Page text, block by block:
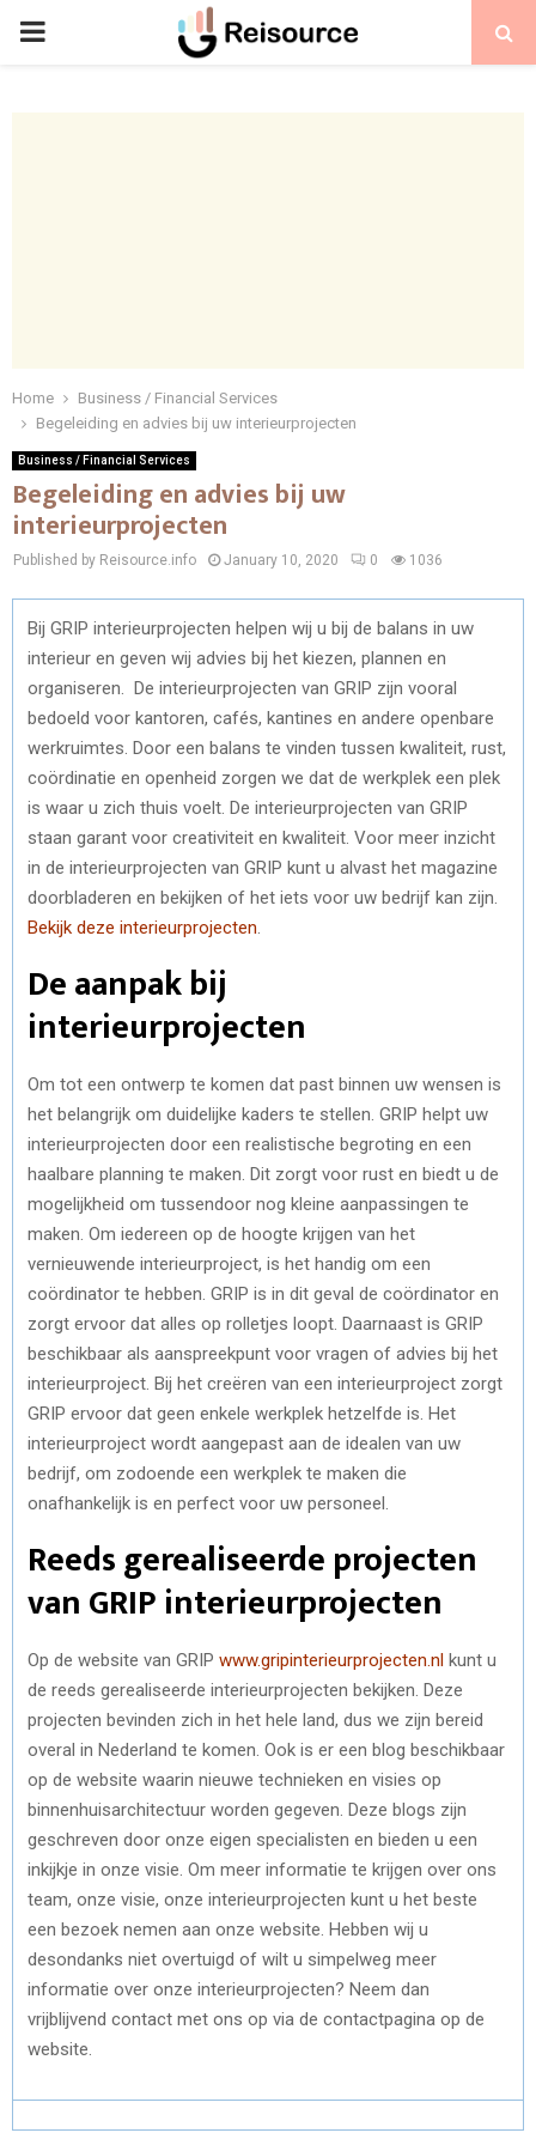
PRIMARY
Home
Business / Financial Services
Begeleiding en advies bij uw interieurprojecten
Business / Financial Services
Begeleiding en advies bij uw
interieurprojecten
Published by Reisource.info January 10, 2020 0 1036
Bij GRIP interieurprojecten helpen wij u bij de balans in uw
interieur en geven wij advies bij het kiezen, plannen en
organiseren. De interieurprojecten van GRIP zijn vooral
bedoeld voor kantoren, cafés, kantines en andere openbare
werkruimtes. Door een balans te vinden tussen kwaliteit, rust,
coördinatie en openheid zorgen we dat de werkplek een plek
is waar u zich thuis voelt. De interieurprojecten van GRIP
staan garant voor creativiteit en kwaliteit. Voor meer inzicht
in de interieurprojecten van GRIP kunt u alvast het magazine
doorbladeren en bekijken of het iets voor uw bedrijf kan zijn.
Bekijk deze interieurprojecten
De aanpak bij
interieurprojecten
Om tot een ontwerp te komen dat past binnen uw wensen is
het belangrijk om duidelijke kaders te stellen. GRIP helpt uw
interieurprojecten door een realistische begroting en een
haalbare planning te maken. Dit zorgt voor rust en biedt u de
mogelijkheid om tussendoor nog kleine aanpassingen te
maken. Om iedereen op de hoogte krijgen van het
vernieuwende interieurproject, is het handig om een
coördinator te hebben. GRIP is in dit geval de coördinator en
zorgt ervoor dat alles op rolletjes loopt. Daarnaast is GRIP
beschikbaar als aanspreekpunt voor vragen of advies bij het
interieurproject. Bij het creëren van een interieurproject zorgt
GRIP ervoor dat geen enkele werkplek hetzelfde is. Het
interieurproject wordt aangepast aan de idealen van uw
bedrijf, om zodoende een werkplek te maken die
onafhankelijk is en perfect voor uw personeel.
Reeds gerealiseerde projecten
van GRIP interieurprojecten
Op de website van GRIP www.gripinterieurprojecten.nl kunt u
de reeds gerealiseerde interieurprojecten bekijken. Deze
projecten bevinden zich in het hele land, dus we zijn bereid
overal in Nederland te komen. Ook is er een blog beschikbaar
op de website waarin nieuwe technieken en visies op
binnenhuisarchitectuur worden gegeven. Deze blogs zijn
geschreven door onze eigen specialisten en bieden u een
inkijkje in onze visie. Om meer informatie te krijgen over ons
team, onze visie, onze interieurprojecten kunt u het beste
een bezoek nemen aan onze website. Hebben wij u
desondanks niet overtuigd of wilt u simpelweg meer
informatie over onze interieurprojecten? Neem dan
vrijblijvend contact met ons op via de contactpagina op de
website.